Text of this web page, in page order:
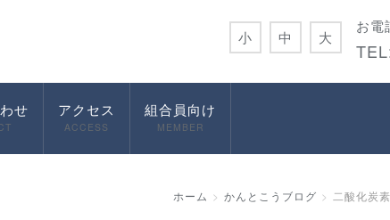
お電
小 中 大
せ アクセス
ACCESS
組合員向け
MEMBER
ホーム かんとこうブログ 二酸化炭